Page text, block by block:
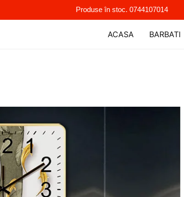
Produse în stoc. 0744107014
ACASA BARBATI